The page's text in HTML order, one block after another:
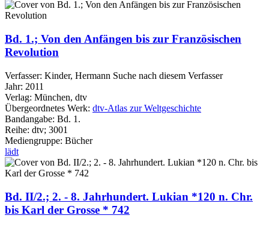
Bd. 1.; Von den Anfängen bis zur Französischen
Revolution
Verfasser: Kinder, Hermann Suche nach diesem Verfasser
Jahr: 2011
Verlag: München, dtv
Übergeordnetes Werk: dtv-Atlas zur Weltgeschichte
Bandangabe: Bd. 1.
Reihe: dtv; 3001
Mediengruppe: Bücher
lädt
Bd. II/2.; 2. - 8. Jahrhundert. Lukian *120 n. Chr.
bis Karl der Grosse * 742